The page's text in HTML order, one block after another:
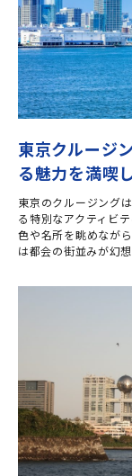
東京クルージ
る魅力を満喫
東京のクルージング
る特別なアクティビ
色や名所を眺めなが
は都会の街並みが幻